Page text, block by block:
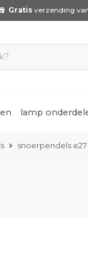
Gratis verzending
lamp
snoerpendels e27